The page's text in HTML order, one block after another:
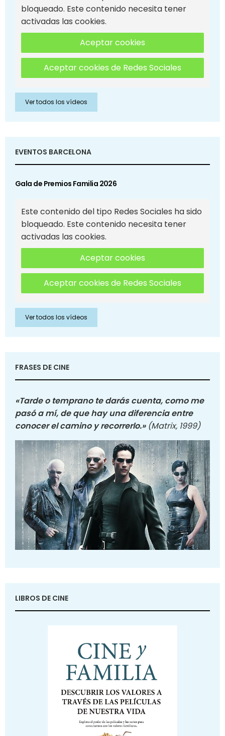
bloqueado. Este contenido necesita tener
activadas las cookies.
Aceptar cookies
Aceptar cookies de Redes Sociales
Ver todos los vídeos
EVENTOS BARCELONA
Gala de Premios Familia 2026
Este contenido del tipo Redes Sociales ha sido
bloqueado. Este contenido necesita tener
activadas las cookies.
Aceptar cookies
Aceptar cookies de Redes Sociales
Ver todos los vídeos
FRASES DE CINE
«Tarde o temprano te darás cuenta, como me
pasó a mí, de que hay una diferencia entre
conocer el camino y recorrerlo.» (Matrix, 1999)
LIBROS DE CINE